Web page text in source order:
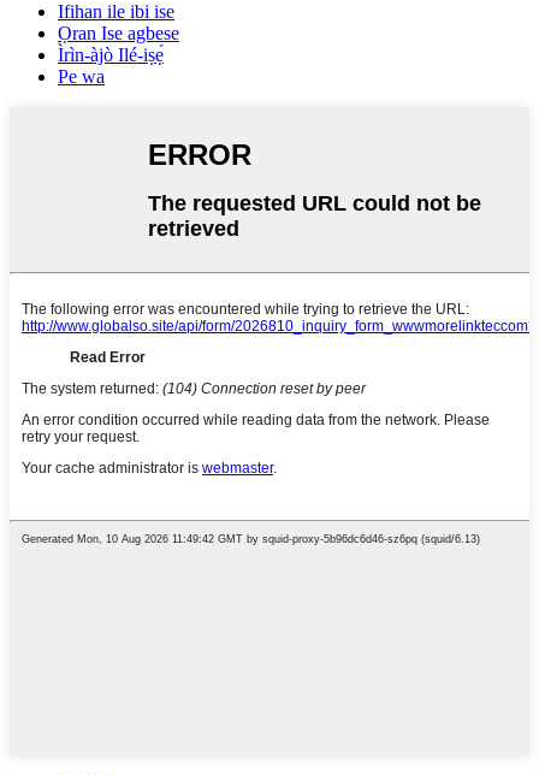
Ifihan ile ibi ise
Ọran Ise agbese
Ìrìn-àjò Ilé-iṣẹ́
Pe wa